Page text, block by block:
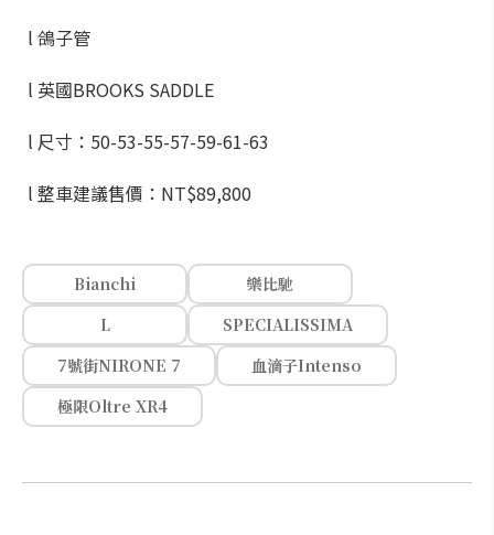
l 鴿子管
l 英國BROOKS SADDLE
l 尺寸：50-53-55-57-59-61-63
l 整車建議售價：NT$89,800
Bianchi
樂比馳
L
SPECIALISSIMA
7號街NIRONE 7
血滴子Intenso
極限Oltre XR4